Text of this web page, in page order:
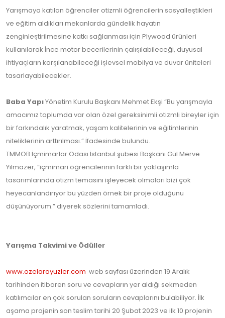
Yarışmaya katılan öğrenciler otizmli öğrencilerin sosyalleştikleri
ve eğitim aldıkları mekanlarda gündelik hayatın
zenginleştirilmesine katkı sağlanması için Plywood ürünleri
kullanılarak İnce motor becerilerinin çalışılabileceği, duyusal
ihtiyaçların karşılanabileceği işlevsel mobilya ve duvar üniteleri
tasarlayabilecekler.
Baba YapıYönetim Kurulu Başkanı Mehmet Ekşi “Bu yarışmayla
amacımız toplumda var olan özel gereksinimli otizmli bireyler için
bir farkındalık yaratmak, yaşam kalitelerinin ve eğitimlerinin
niteliklerinin arttırılması.” İfadesinde bulundu.
TMMOB İçmimarlar Odası İstanbul şubesi Başkanı Gül Merve
Yılmazer, “içmimari öğrencilerinin farklı bir yaklaşımla
tasarımlarında otizm temasını işleyecek olmaları bizi çok
heyecanlandırıyor bu yüzden örnek bir proje olduğunu
düşünüyorum.” diyerek sözlerini tamamladı.
Yarışma Takvimi ve Ödüller
www.ozelarayuzler.com web sayfası üzerinden 19 Aralık
tarihinden itibaren soru ve cevapların yer aldığı sekmeden
katılımcılar en çok sorulan soruların cevaplarını bulabiliyor. İlk
aşama projenin son teslim tarihi 20 Şubat 2023 ve ilk 10 projenin